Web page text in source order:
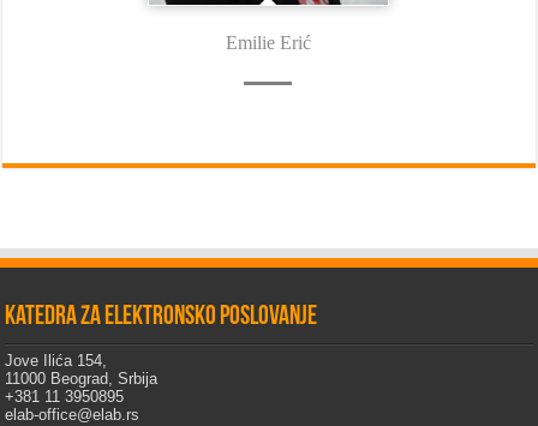
Emilie Erić
Katedra za elektronsko poslovanje
Jove Ilića 154,
11000 Beograd, Srbija
+381 11 3950895
elab-office@elab.rs